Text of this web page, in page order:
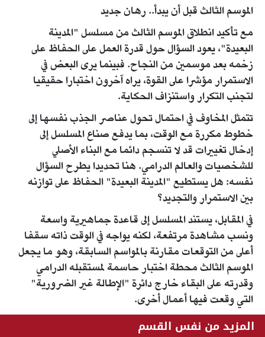
الموسم الثالث قبل أن يبدأ.. رهان جديد
مع تأكيد انطلاق الموسم الثالث من مسلسل "المدينة
البعيدة"، يعود السؤال حول قدرة العمل على الحفاظ على
زخمه بعد موسمين من النجاح. فبينما يرى البعض في
الاستمرار مؤشرا على القوة، يراه آخرون اختبارا حقيقيا
لتجنب التكرار واستنزاف الحكاية.
تتمثل المخاوف في احتمال تحول عناصر الجذب نفسها إلى
خطوط مكررة مع الوقت، بما يدفع صناع المسلسل إلى
إدخال تغييرات قد لا تنسجم دائما مع البناء الأصلي
للشخصيات والعالم الدرامي. هنا تحديدا يطرح السؤال
نفسه: هل يستطيع "المدينة البعيدة" الحفاظ على توازنه
بين الاستمرار والتجديد؟
في المقابل، يستند المسلسل إلى قاعدة جماهيرية واسعة
ونسب مشاهدة مرتفعة، لكنه يواجه في الوقت ذاته سقفا
أعلى من التوقعات مقارنة بالمواسم السابقة، وهو ما يجعل
الموسم الثالث محطة اختبار حاسمة لمستقبله الدرامي
وقدرته على البقاء خارج دائرة "الإطالة غير الضرورية"
التي وقعت فيها أعمال أخرى.
المزيد من نفس القسم